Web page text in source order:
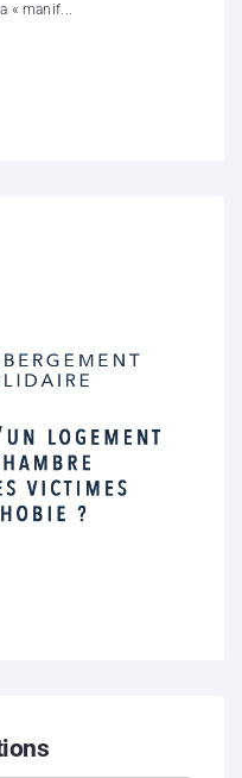
« manif...